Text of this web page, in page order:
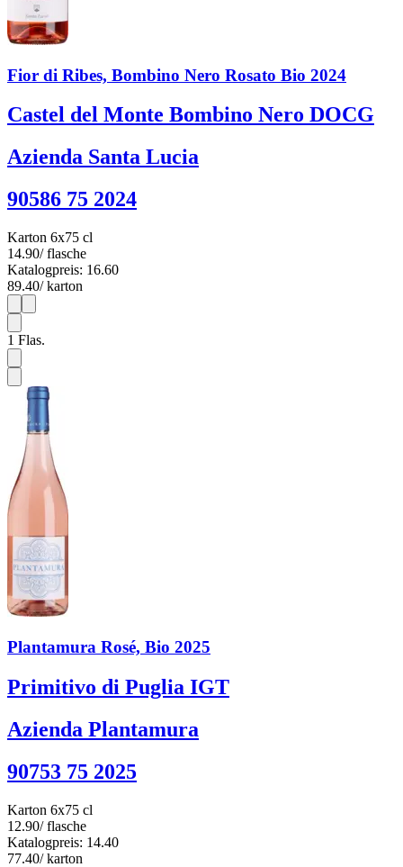
Fior di Ribes, Bombino Nero Rosato Bio 2024
Castel del Monte Bombino Nero DOCG
Azienda Santa Lucia
90586 75 2024
Karton 6x75 cl
14.90/ flasche
Katalogpreis: 16.60
89.40/ karton
1
1 Flas.
Plantamura Rosé, Bio 2025
Primitivo di Puglia IGT
Azienda Plantamura
90753 75 2025
Karton 6x75 cl
12.90/ flasche
Katalogpreis: 14.40
77.40/ karton